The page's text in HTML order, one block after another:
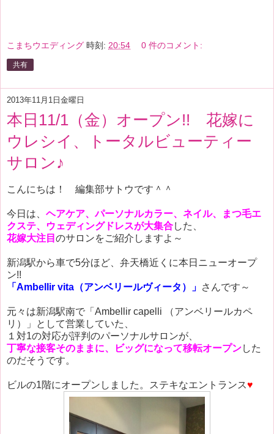
こまちウエディング 時刻: 20:54 0 件のコメント:
共有
2013年11月1日金曜日
本日11/1（金）オープン!! 花嫁に
ウレシイ、トータルビューティー
サロン♪
こんにちは！ 編集部サトウです＾＾
今日は、 ヘアケア、パーソナルカラー、ネイル、まつ毛エ
クステ、ウェディングドレスが大集合した、
花嫁大注目 のサロンをご紹介しますよ～
新潟駅から車で5分ほど、弁天橋近くに本日ニューオープ
ン!!
「Ambellir vita（アンベリールヴィータ）」 さんです～
元々は新潟駅南で「Ambellir capelli （アンベリールカペ
リ）」として営業していた、
１対1の対応が評判のパーソナルサロンが、
丁寧な接客そのままに、ビッグになって移転オープンした
のだそうです。
ビルの1階にオープンしました。ステキなエントランス♥